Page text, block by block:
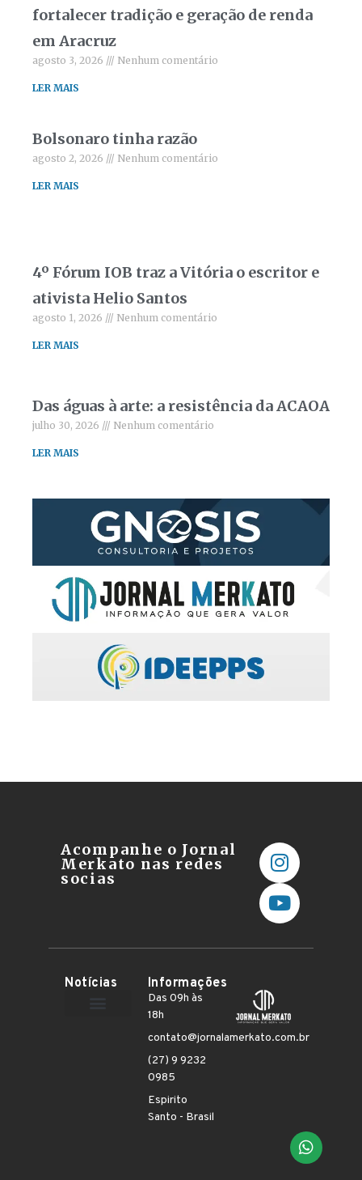
fortalecer tradição e geração de renda
em Aracruz
agosto 3, 2026 Nenhum comentário
LER MAIS
Bolsonaro tinha razão
agosto 2, 2026 Nenhum comentário
LER MAIS
4º Fórum IOB traz a Vitória o escritor e
ativista Helio Santos
agosto 1, 2026 Nenhum comentário
LER MAIS
Das águas à arte: a resistência da ACAOA
julho 30, 2026 Nenhum comentário
LER MAIS
Acompanhe o Jornal
Merkato nas redes
socias
Notícias Informações
Das 09h às
18h
contato@jornalamerkato.com.br
(27) 9 9232
0985
Espirito
Santo - Brasil